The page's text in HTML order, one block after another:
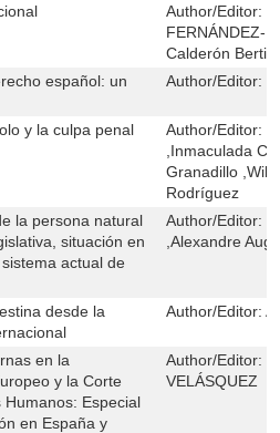
Author/Editor:
FERNÁNDEZ-
Calderón Berti
español: un
Author/Editor:
y la culpa penal Author/Editor:
,Inmaculada
Granadillo
Rodríguez
la persona natural
situación en
actual de
Author/Editor:
,Alexandre
desde la
Author/Editor:
en la
y la Corte
Especial
en España y
Author/Editor:
VELÁSQUEZ